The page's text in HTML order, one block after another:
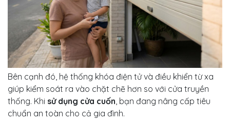
Bên cạnh đó, hệ thống khóa điện tử và điều khiển từ xa
giúp kiểm soát ra vào chặt chẽ hơn so với cửa truyền
thống. Khi sử dụng cửa cuốn , bạn đang nâng cấp tiêu
chuẩn an toàn cho cả gia đình.